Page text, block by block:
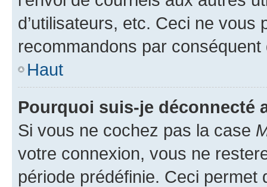
d’utilisateurs, etc. Ceci ne vous
recommandons par conséquent
Haut
Pourquoi suis-je déconnecté
Si vous ne cochez pas la case
votre connexion, vous ne
période prédéfinie. Ceci permet